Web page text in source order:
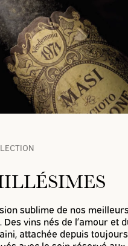
sublime de nos
vins nés de l’amour et
attachée depuis